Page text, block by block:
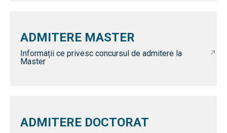
ADMITERE MASTER
Informații ce privesc concursul de admitere la
Master
ADMITERE DOCTORAT